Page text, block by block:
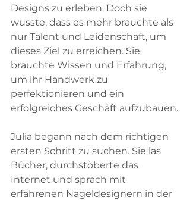
Designs zu erleben. Doch sie
wusste, dass es mehr brauchte als
nur Talent und Leidenschaft, um
dieses Ziel zu erreichen. Sie
brauchte Wissen und Erfahrung,
um ihr Handwerk zu
perfektionieren und ein
erfolgreiches Geschäft aufzubauen.
Julia begann nach dem richtigen
ersten Schritt zu suchen. Sie las
Bücher, durchstöberte das
Internet und sprach mit
erfahrenen Nageldesignern in der